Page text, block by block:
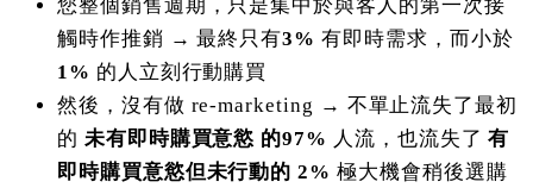
您整個銷售週期，只是集中於與客人的第一次接
觸時作推銷 → 最終只有3% 有即時需求，而小於
1% 的人立刻行動購買
然後，沒有做 re-marketing → 不單止流失了最初
的 未有即時購買意慾 的97% 人流，也流失了有
即時購買意慾但未行動的 2% 極大機會稍後選購